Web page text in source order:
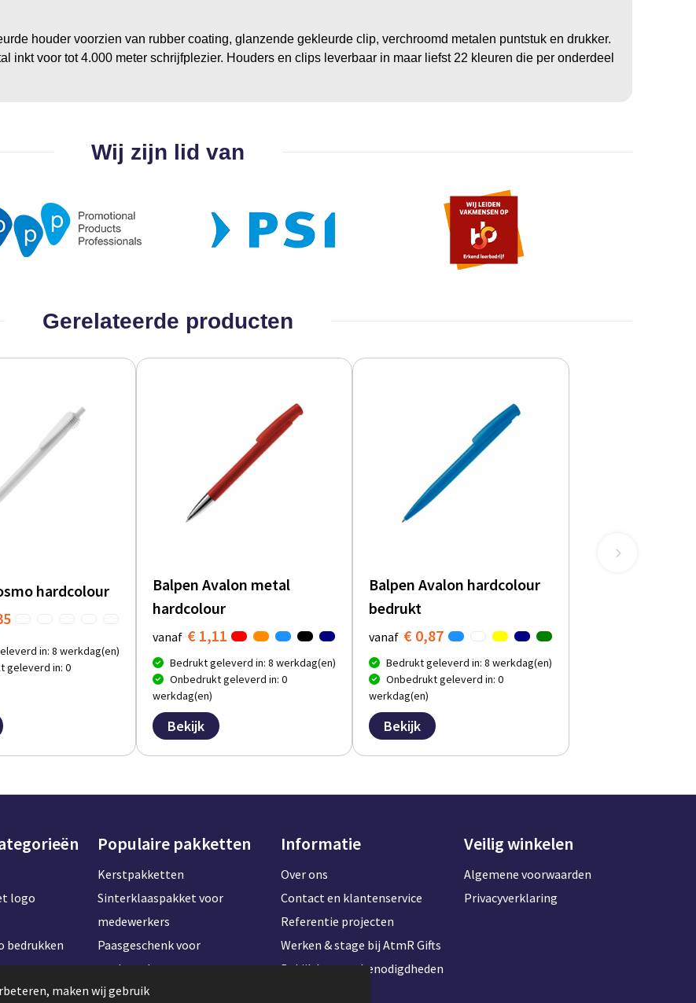
houder voorzien van rubber coating, glanzende gekleurde clip, verchroomd metalen puntstuk en drukker.
inkt voor tot 4.000 meter schrijfplezier. Houders en clips leverbaar in maar liefst 22 kleuren die per onderdeel
Wij zijn lid van
Gerelateerde producten
hardcolour
in: 8 werkdag(en)
geleverd in: 0
Balpen Avalon metal
hardcolour
vanaf € 1,11
Bedrukt geleverd in: 8 werkdag(en)
Onbedrukt geleverd in: 0
werkdag(en)
Bekijk
Balpen Avalon hardcolour
bedrukt
vanaf € 0,87
Bedrukt geleverd in: 8 werkdag(en)
Onbedrukt geleverd in: 0
werkdag(en)
Bekijk
logo
bedrukken
Populaire pakketten
Kerstpakketten
Sinterklaaspakket voor
medewerkers
Paasgeschenk voor
medewerkers
Onboardingpakket voor
Informatie
Over ons
Contact en klantenservice
Referentie projecten
Werken & stage bij AtmR Gifts
Bekijk kantoorbenodigdheden
Veilig winkelen
Algemene voorwaarden
Privacyverklaring
maken wij gebruik